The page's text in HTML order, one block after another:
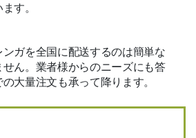
す。
ガを全国に配送するのは簡単な
せん。業者様からのニーズにも答
大量注文も承って降ります。